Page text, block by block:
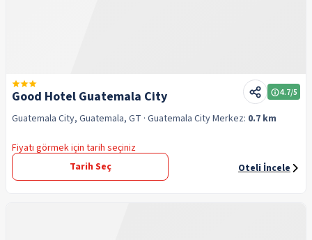
Good Hotel Guatemala City 4.7/5
Guatemala City, Guatemala, GT · Guatemala CityMerkez: 0.7 km
Fiyatı görmek için tarih seçiniz
Tarih Seç
Oteli İncele